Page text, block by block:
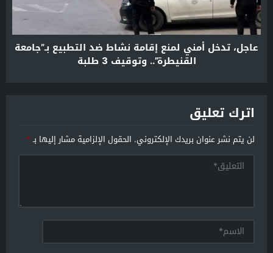
عاجل، تدخل أمني لمنع إقامة نشاط ضد التطبيع بـ”جامعة
القنيطرة”.. وتوقيف 3 طلبة
اترك تعليق
لن يتم نشر عنوان بريدك الإلكتروني. الحقول الإلزامية مشار إليها بـ*